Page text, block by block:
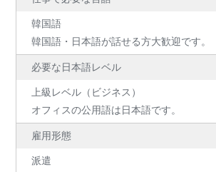
韓国語
韓国語・日本語が話せる方大歓迎です。
必要な日本語レベル
上級レベル（ビジネス）
オフィスの公用語は日本語です。
雇用形態
派遣